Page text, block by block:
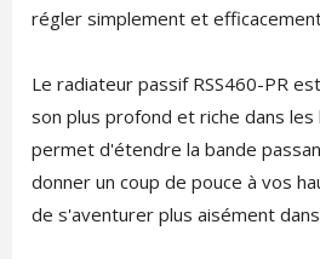
régler simplement et
Le radiateur passif RSS460-PR
son plus profond et riche dans
permet d'étendre la bande
donner un coup de pouce à vos
de s'aventurer plus aisément